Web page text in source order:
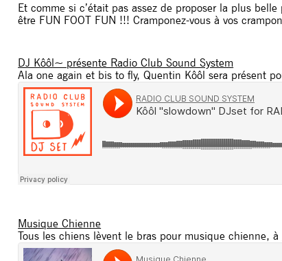
Et comme si c’était pas assez de proposer la plus
être FUN FOOT FUN !!! Cramponez-vous à vos
DJ Kôôl~ présente Radio Club Sound System
Ala one again et bis to fly, Quentin Kôôl sera présent
Musique Chienne
Tous les chiens lèvent le bras pour musique chienne,